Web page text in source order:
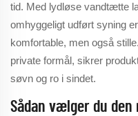
tid. Med lydløse vandtætte
omhyggeligt udført syning
komfortable, men også
private formål, sikrer
søvn og ro i sindet.
Sådan vælger du